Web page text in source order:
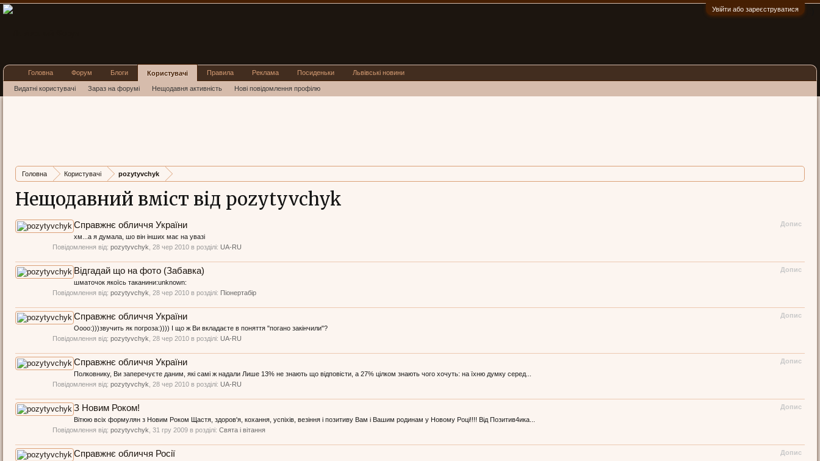
Увійти або зареєструватися
Головна Користувачі pozytyvchyk
Нещодавний вміст від pozytyvchyk
Допис
Справжнє обличчя України
хм...а я думала, шо він інших має на увазі
Повідомлення від: pozytyvchyk 28 чер 2010 в розділі: UA-RU
Допис
Відгадай що на фото (Забавка)
шматочок якоїсь таканини:unknown:
Повідомлення від: pozytyvchyk 28 чер 2010 в розділі: Піонертабір
Допис
Справжнє обличчя України
Оооо:)))звучить як погроза:)))) І що ж Ви вкладаєте в поняття "погано закінчили"?
Повідомлення від: pozytyvchyk 28 чер 2010 в розділі: UA-RU
Допис
Справжнє обличчя України
Полковнику, Ви заперечуєте даним, які самі ж надали Лише 13% не знають що відповісти, а 27% цілком знають чого хочуть: на їхню думку серед...
Повідомлення від: pozytyvchyk 28 чер 2010 в розділі: UA-RU
Допис
З Новим Роком!
Вітюю всіх формулян з Новим Роком Щастя, здоров'я, кохання, успіхів, везіння і позитиву Вам і Вашим родинам у Новому Році!!!! Від Позитив4ика...
Повідомлення від: pozytyvchyk 31 гру 2009 в розділі: Свята і вітання
Допис
Справжнє обличчя Росії
Головна Форум Блоги Користувачі
Видатні користувачі Зараз на форумі Нещодавня активність Нові повідомлення профілю
Правила Реклама Посиденьки Львівські новини